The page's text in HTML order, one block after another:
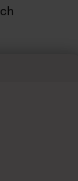
i omvärlden,